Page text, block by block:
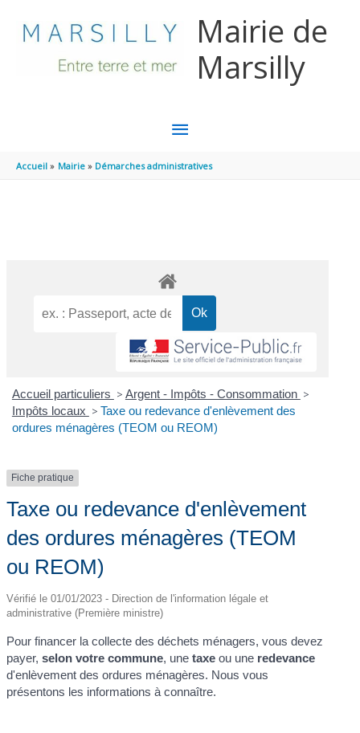
Mairie de
Marsilly
MENU
PRINCIPAL
Accueil Mairie Démarches administratives
Accueil particuliers > Argent - Impôts - Consommation >
Impôts locaux > Taxe ou redevance d'enlèvement des
ordures ménagères (TEOM ou REOM)
Fiche pratique
Taxe ou redevance d'enlèvement
des ordures ménagères (TEOM
ou REOM)
Vérifié le 01/01/2023 - Direction de l'information légale et
administrative (Première ministre)
Pour financer la collecte des déchets ménagers, vous devez
payer,selon votre commune, unetaxe ou une redevance
d'enlèvement des ordures ménagères. Nous vous
présentons les informations à connaître.